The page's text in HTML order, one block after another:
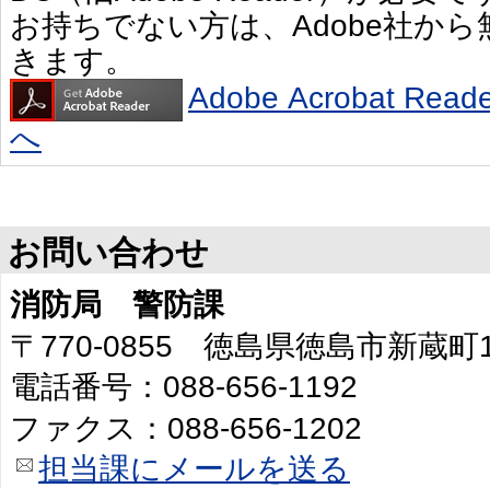
お持ちでない方は、Adobe社か
きます。
Adobe Acrobat
へ
お問い合わせ
消防局 警防課
〒770-0855 徳島県徳島市新蔵町
電話番号：088-656-1192
ファクス：088-656-1202
担当課にメールを送る